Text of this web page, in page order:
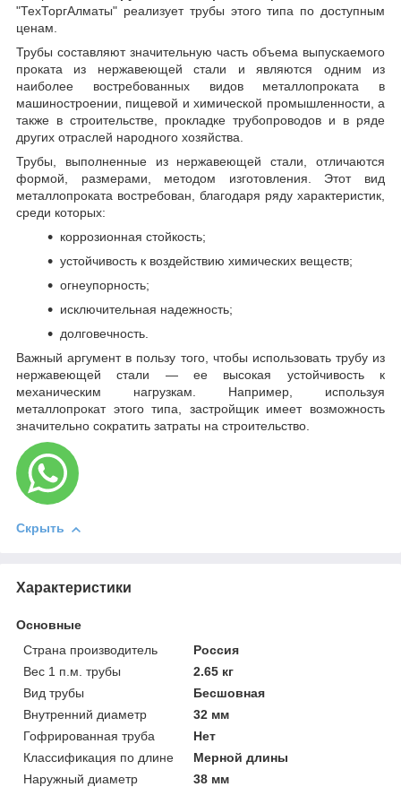
"ТехТоргАлматы" реализует трубы этого типа по доступным
ценам.
Трубы составляют значительную часть объема выпускаемого
проката из нержавеющей стали и являются одним из
наиболее востребованных видов металлопроката в
машиностроении, пищевой и химической промышленности, а
также в строительстве, прокладке трубопроводов и в ряде
других отраслей народного хозяйства.
Трубы, выполненные из нержавеющей стали, отличаются
формой, размерами, методом изготовления. Этот вид
металлопроката востребован, благодаря ряду характеристик,
среди которых:
коррозионная стойкость;
устойчивость к воздействию химических веществ;
огнеупорность;
исключительная надежность;
долговечность.
Важный аргумент в пользу того, чтобы использовать трубу из
нержавеющей стали — ее высокая устойчивость к
механическим нагрузкам. Например, используя
металлопрокат этого типа, застройщик имеет возможность
значительно сократить затраты на строительство.
Скрыть
Характеристики
Основные
Страна производитель
Россия
Вес 1 п.м. трубы
2.65 кг
Вид трубы
Бесшовная
Внутренний диаметр
32 мм
Гофрированная труба
Нет
Классификация по длине
Мерной длины
Наружный диаметр
38 мм